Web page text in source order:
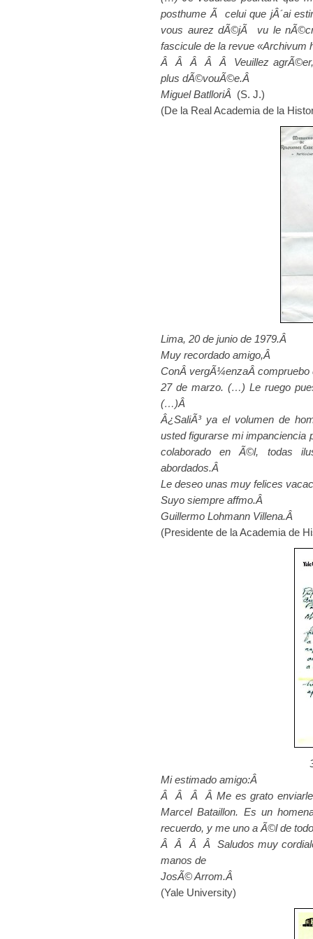
posthume Ã celui que jÂ´ai
vous aurez dÃ©jÃ vu le
fascicule de la revue
Â Â Â Â Â Veuillez agrÃ©er,
plus dÃ©vouÃ©e.Â
Miguel BatlloriÂ (S. J.)
(De la Real Academia de la
Lima, 20 de junio de 1979.Â
Muy recordado amigo,Â
ConÂ vergÃ¼enzaÂ compruebo
27 de marzo. (…) Le ruego
(…)Â
Â¿SaliÃ³ ya el volumen de
usted figurarse mi impanciencia
colaborado en Ã©l, todas
abordados.Â
Le deseo unas muy felices
Suyo siempre affmo.Â
Guillermo Lohmann Villena.Â
(Presidente de la Academia de
Mi estimado amigo:Â
Â Â Â Â Me es grato enviarle,
Marcel Bataillon. Es un
recuerdo, y me uno a Ã©l de
Â Â Â Â Saludos muy
manos de
JosÃ© Arrom.Â
(Yale University)